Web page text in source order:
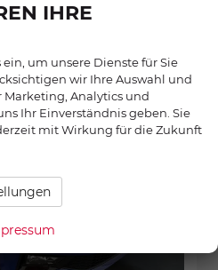
85kW DSG
IHRE
ein, um unsere Dienste für Sie
wir Ihre Auswahl und
Analytics und
Ihr Einverständnis geben. Sie
mit Wirkung für die Zukunft